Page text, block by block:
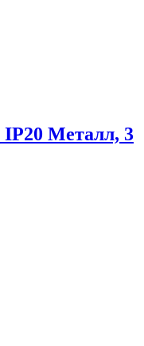
Металл, 3